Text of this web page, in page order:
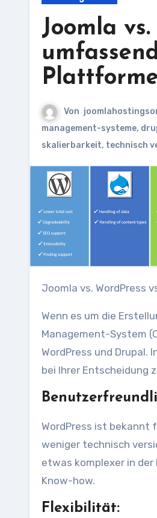
Joomla
Von
management-systeme,
skalierbarkeit, technisch
Joomla vs.
Wenn es um die
Management-System
WordPress und Drupal.
bei Ihrer Entscheidung
WordPress ist bekannt
weniger technisch
etwas komplexer in
Know-how.
Flexibilität: